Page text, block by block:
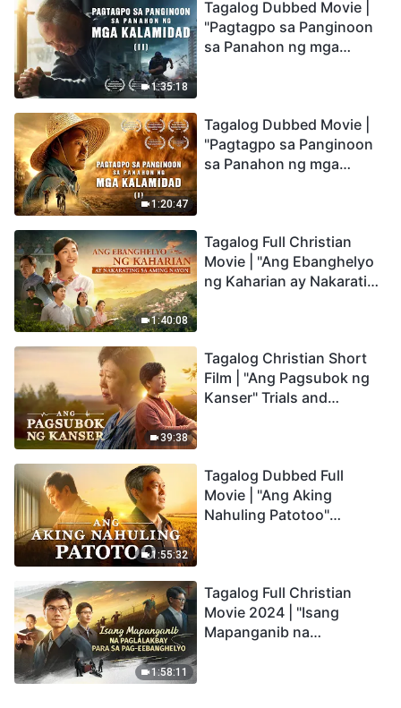
1:35:18
Tagalog Dubbed Movie |
"Pagtagpo sa Panginoon
sa Panahon ng mga
Tayo Makakapasok sa
Kaharian ng Diyos?
1:20:47
Tagalog Dubbed Movie |
"Pagtagpo sa Panginoon
sa Panahon ng mga
Sangkatauhan?
1:40:08
Tagalog Full Christian
Movie | "Ang Ebanghelyo
ng Kaharian ay Nakarating
39:38
Tagalog Christian Short
Film | "Ang Pagsubok ng
Kanser" Trials and
1:55:32
Tagalog Dubbed Full
Movie | "Ang Aking
Nahuling Patotoo"
1:58:11
Tagalog Full Christian
Movie 2024 | "Isang
Mapanganib na